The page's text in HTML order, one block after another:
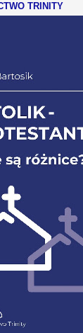
TRINITY